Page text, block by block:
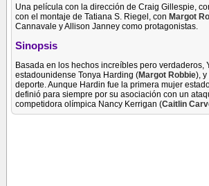
Una película con la dirección de Craig Gillespie,
con el montaje de Tatiana S. Riegel, con Margot
Cannavale y Allison Janney como protagonistas.
Sinopsis
Basada en los hechos increíbles pero verdaderos,
estadounidense Tonya Harding (Margot Robbie),
deporte. Aunque Hardin fue la primera mujer
definió para siempre por su asociación con un
competidora olímpica Nancy Kerrigan (Caitlin